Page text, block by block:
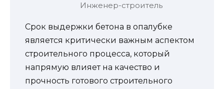
Инженер-строитель
Срок выдержки бетона в опалубке
является критически важным аспектом
строительного процесса, который
напрямую влияет на качество и
прочность готового строительного